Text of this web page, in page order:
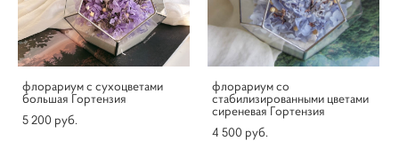
флорариум c сухоцветами
большая Гортензия
5 200 pуб.
флорариум со
стабилизированными цветами
сиреневая Гортензия
4 500 pуб.